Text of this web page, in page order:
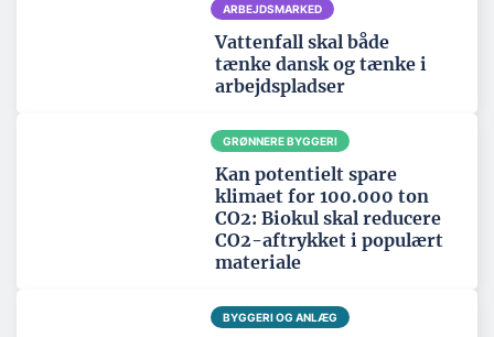
ARBEJDSMARKED
Vattenfall skal både
tænke dansk og tænke i
arbejdspladser
GRØNNERE BYGGERI
Kan potentielt spare
klimaet for 100.000 ton
CO2: Biokul skal reducere
CO2-aftrykket i populært
materiale
BYGGERI OG ANLÆG